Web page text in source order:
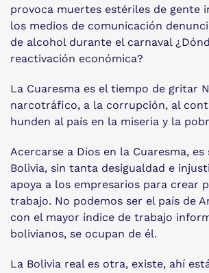
provoca muertes estériles de gente
los medios de comunicación
de alcohol durante el carnaval
reactivación económica?
La Cuaresma es el tiempo de gritar
narcotráfico, a la corrupción, al
hunden al país en la miseria y la
Acercarse a Dios en la Cuaresma,
Bolivia, sin tanta desigualdad e
apoya a los empresarios para crear
trabajo. No podemos ser el país de
con el mayor índice de trabajo
bolivianos, se ocupan de él.
La Bolivia real es otra, existe, ahí